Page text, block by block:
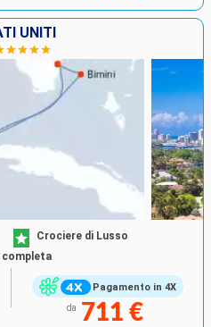
UNITI
Pagamento in 4X
Crociere di Lusso
completa
da 711 €